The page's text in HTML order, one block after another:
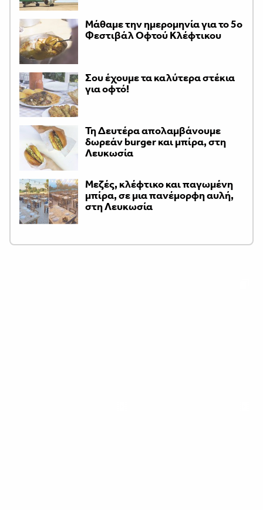
Μάθαμε την ημερομηνία για το 5ο
Φεστιβάλ Οφτού Κλέφτικου
Σου έχουμε τα καλύτερα στέκια
για οφτό!
Τη Δευτέρα απολαμβάνουμε
δωρεάν burger και μπίρα, στη
Λευκωσία
Μεζές, κλέφτικο και παγωμένη
μπίρα, σε μια πανέμορφη αυλή,
στη Λευκωσία